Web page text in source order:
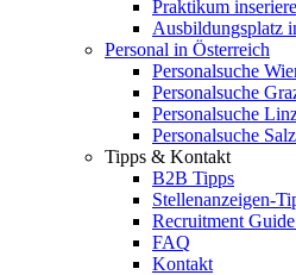
Praktikum
Ausbildungsplatz
Personal in Österreich
Personalsuche
Personalsuche
Personalsuche
Personalsuche
Tipps & Kontakt
B2B Tipps
Stellenanzeigen-
Recruitment
FAQ
Kontakt